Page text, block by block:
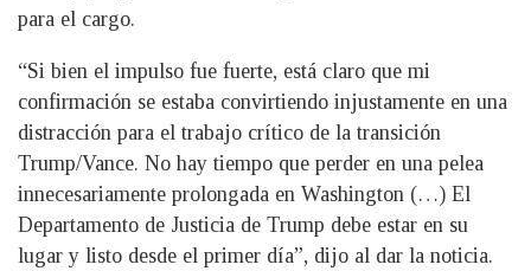
para el cargo.
“Si bien el impulso fue fuerte, está claro que mi
confirmación se estaba convirtiendo injustamente en una
distracción para el trabajo crítico de la transición
Trump/Vance. No hay tiempo que perder en una pelea
innecesariamente prolongada en Washington (…) El
Departamento de Justicia de Trump debe estar en su
lugar y listo desde el primer día”, dijo al dar la noticia.